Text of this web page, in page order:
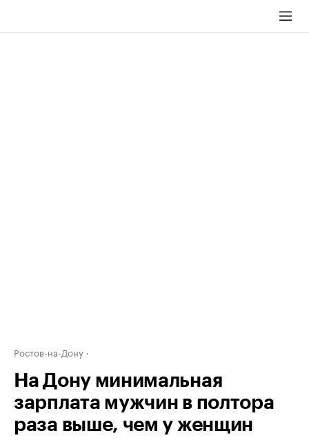
Ростов-на-Дону
На Дону минимальная
зарплата мужчин в полтора
раза выше, чем у женщин